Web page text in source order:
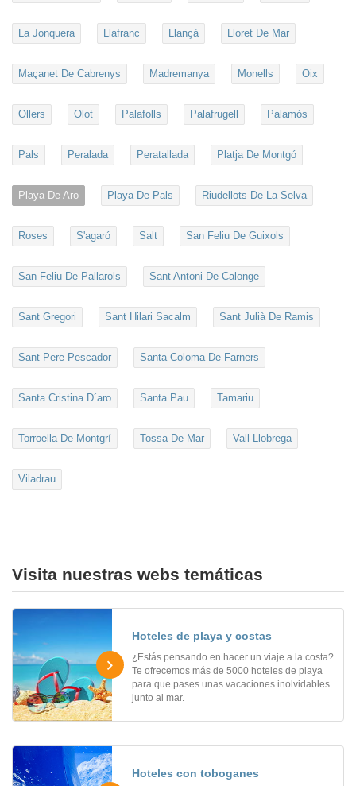
La Jonquera Llafranc Llançà Lloret De Mar
Maçanet De Cabrenys Madremanya Monells Oix
Ollers Olot Palafolls Palafrugell Palamós
Pals Peralada Peratallada Platja De Montgó
Playa De Aro Playa De Pals Riudellots De La Selva
Roses S'agaró Salt San Feliu De Guixols
San Feliu De Pallarols Sant Antoni De Calonge
Sant Gregori Sant Hilari Sacalm Sant Julià De Ramis
Sant Pere Pescador Santa Coloma De Farners
Santa Cristina D´aro Santa Pau Tamariu
Torroella De Montgrí Tossa De Mar Vall-Llobrega
Viladrau
Visita nuestras webs temáticas
Hoteles de playa y costas
¿Estás pensando en hacer un viaje a la costa?
Te ofrecemos más de 5000 hoteles de playa
para que pases unas vacaciones inolvidables
junto al mar.
Hoteles con toboganes